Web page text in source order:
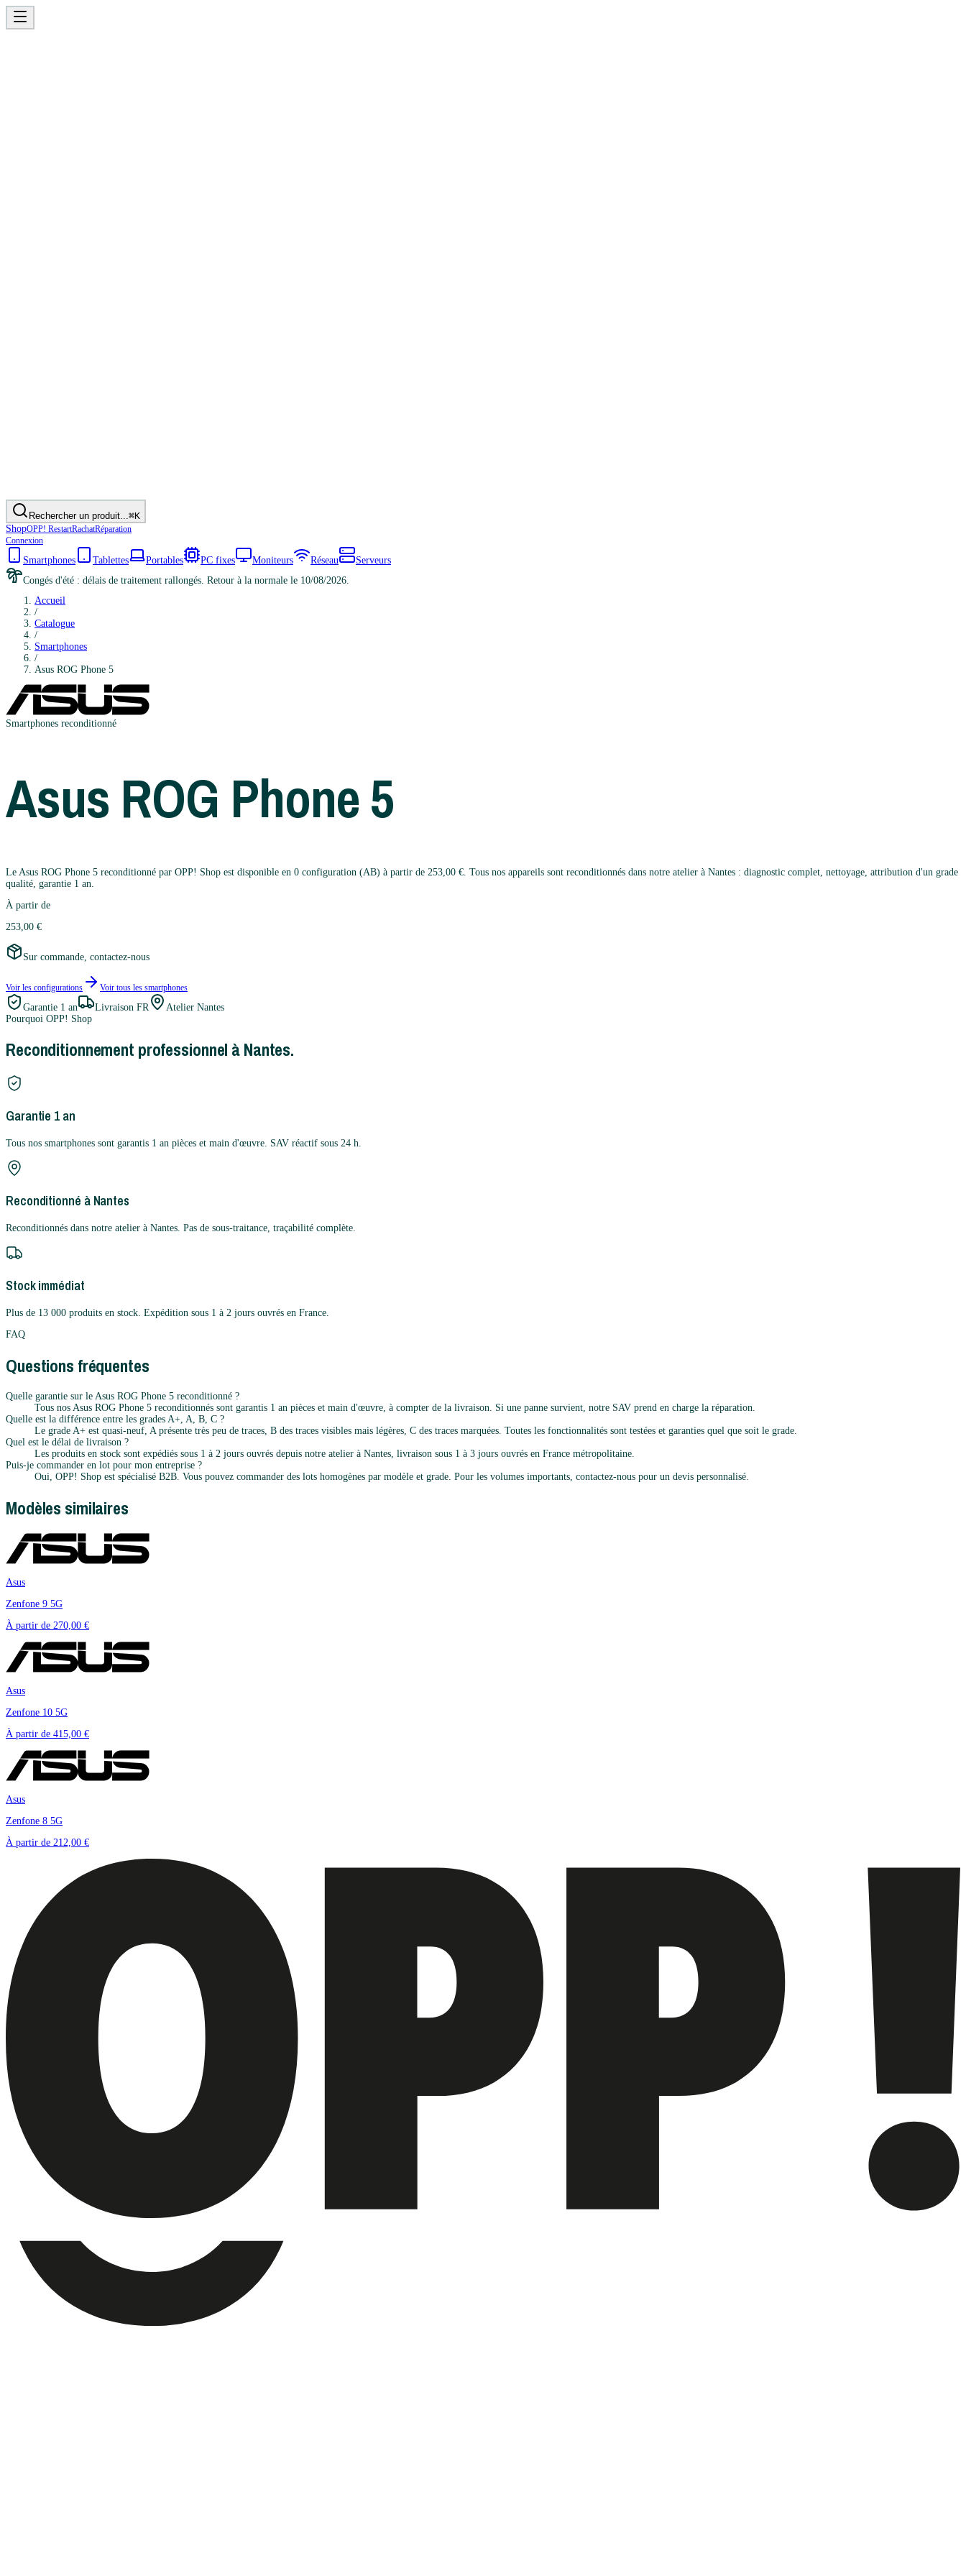
Rechercher un produit... ⌘K
ShopOPP! RestartRachatRéparation
Connexion
Smartphones Tablettes Portables PC fixes Moniteurs Réseau
Serveurs
Congés d'été : délais de traitement rallongés. Retour à la normale le 10/08/2026.
Accueil
/
Catalogue
/
Smartphones
/
Asus ROG Phone 5
Smartphones reconditionné
Asus ROG Phone 5
Le Asus ROG Phone 5 reconditionné par OPP! Shop est disponible en 0 configuration (AB) à partir de 253,00 €. Tous nos appareils sont reconditionnés dans notre atelier à Nantes : diagnostic complet, nettoyage, attribution d'un grade
qualité, garantie 1 an.
À partir de
253,00 €
Sur commande, contactez-nous
Voir les configurations Voir tous les smartphones
Garantie 1 an Livraison FR
Atelier Nantes
Pourquoi OPP! Shop
Reconditionnement professionnel à Nantes.
Garantie 1 an
Tous nos smartphones sont garantis 1 an pièces et main d'œuvre. SAV réactif sous 24 h.
Reconditionné à Nantes
Reconditionnés dans notre atelier à Nantes. Pas de sous-traitance, traçabilité complète.
Stock immédiat
Plus de 13 000 produits en stock. Expédition sous 1 à 2 jours ouvrés en France.
FAQ
Questions fréquentes
Quelle garantie sur le Asus ROG Phone 5 reconditionné ?
Tous nos Asus ROG Phone 5 reconditionnés sont garantis 1 an pièces et main d'œuvre, à compter de la livraison. Si une panne survient, notre SAV prend en charge la réparation.
Quelle est la différence entre les grades A+, A, B, C ?
Le grade A+ est quasi-neuf, A présente très peu de traces, B des traces visibles mais légères, C des traces marquées. Toutes les fonctionnalités sont testées et garanties quel que soit le grade.
Quel est le délai de livraison ?
Les produits en stock sont expédiés sous 1 à 2 jours ouvrés depuis notre atelier à Nantes, livraison sous 1 à 3 jours ouvrés en France métropolitaine.
Puis-je commander en lot pour mon entreprise ?
Oui, OPP! Shop est spécialisé B2B. Vous pouvez commander des lots homogènes par modèle et grade. Pour les volumes importants, contactez-nous pour un devis personnalisé.
Modèles similaires
Asus
Zenfone 9 5G
À partir de 270,00 €
Asus
Zenfone 10 5G
À partir de 415,00 €
Asus
Zenfone 8 5G
À partir de 212,00 €